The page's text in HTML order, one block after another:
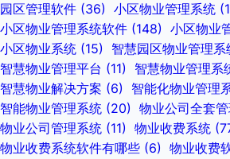
园区管理软件 (36) 小区物业管理系统
小区物业管理系统软件 (148) 小区物业
小区物业系统 (15) 智慧园区物业管理系
智慧物业管理平台 (11) 智慧物业管理系
智慧物业解决方案 (6) 智能化物业管理
智能物业管理系统 (20) 物业公司全套
物业公司管理系统 (11) 物业收费系统
物业收费系统软件有哪些 (6) 物业收费